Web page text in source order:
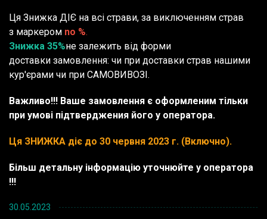
Ця Знижка ДІЄ на всі страви, за виключенням страв
з маркером no %.
Знижка 35%не залежить від форми
доставки замовлення: чи при доставки страв нашими
кур'єрами чи при САМОВИВОЗІ.
Важливо!!! Ваше замовлення є оформленим тільки
при умові підтверджения його у оператора.
Ця ЗНИЖКА діє до 30 червня 2023 г. (Включно).
Більш детальну інформацію уточнюйте у оператора
!!!
30.05.2023